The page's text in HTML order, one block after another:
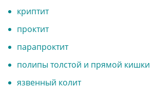
криптит
проктит
парапроктит
полипы толстой и прямой кишки
язвенный колит